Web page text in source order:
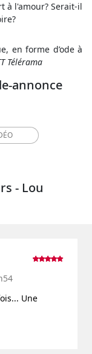
à l'amour? Serait-il
en forme d’ode à
Télérama
annonce
- Lou
Une